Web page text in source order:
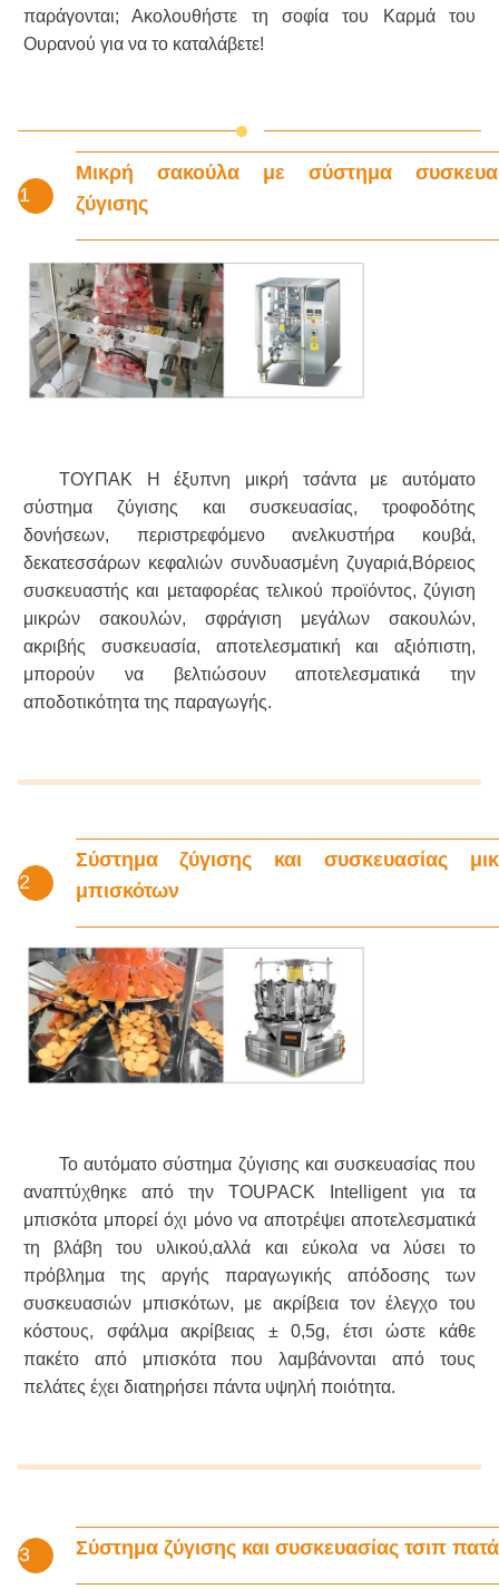
παράγονται; Ακολουθήστε τη σοφία του Καρμά του
Ουρανού για να το καταλάβετε!
1
Μικρή σακούλα με σύστημα
ζύγισης
ΤΟΥΠΑΚ Η έξυπνη μικρή τσάντα με αυτόματο
σύστημα ζύγισης και συσκευασίας, τροφοδότης
δονήσεων, περιστρεφόμενο ανελκυστήρα κουβά,
δεκατεσσάρων κεφαλιών συνδυασμένη ζυγαριά,Βόρειος
συσκευαστής και μεταφορέας τελικού προϊόντος, ζύγιση
μικρών σακουλών, σφράγιση μεγάλων σακουλών,
ακριβής συσκευασία, αποτελεσματική και αξιόπιστη,
μπορούν να βελτιώσουν αποτελεσματικά την
αποδοτικότητα της παραγωγής.
2
Σύστημα ζύγισης και συσκευασίας
μπισκότων
Το αυτόματο σύστημα ζύγισης και συσκευασίας που
αναπτύχθηκε από την TOUPACK Intelligent για τα
μπισκότα μπορεί όχι μόνο να αποτρέψει αποτελεσματικά
τη βλάβη του υλικού,αλλά και εύκολα να λύσει το
πρόβλημα της αργής παραγωγικής απόδοσης των
συσκευασιών μπισκότων, με ακρίβεια τον έλεγχο του
κόστους, σφάλμα ακρίβειας ± 0,5g, έτσι ώστε κάθε
πακέτο από μπισκότα που λαμβάνονται από τους
πελάτες έχει διατηρήσει πάντα υψηλή ποιότητα.
3 Σύστημα ζύγισης και συσκευασίας τσιπ